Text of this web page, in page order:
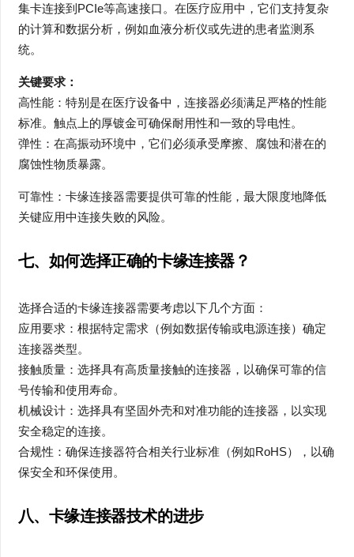
集卡连接到PCIe等高速接口。在医疗应用中，它们支持复杂
的计算和数据分析，例如血液分析仪或先进的患者监测系
统。
关键要求：
高性能：特别是在医疗设备中，连接器必须满足严格的性能
标准。触点上的厚镀金可确保耐用性和一致的导电性。
弹性：在高振动环境中，它们必须承受摩擦、腐蚀和潜在的
腐蚀性物质暴露。
可靠性：卡缘连接器需要提供可靠的性能，最大限度地降低
关键应用中连接失败的风险。
七、如何选择正确的卡缘连接器？
选择合适的卡缘连接器需要考虑以下几个方面：
应用要求：根据特定需求（例如数据传输或电源连接）确定
连接器类型。
接触质量：选择具有高质量接触的连接器，以确保可靠的信
号传输和使用寿命。
机械设计：选择具有坚固外壳和对准功能的连接器，以实现
安全稳定的连接。
合规性：确保连接器符合相关行业标准（例如RoHS），以确
保安全和环保使用。
八、卡缘连接器技术的进步